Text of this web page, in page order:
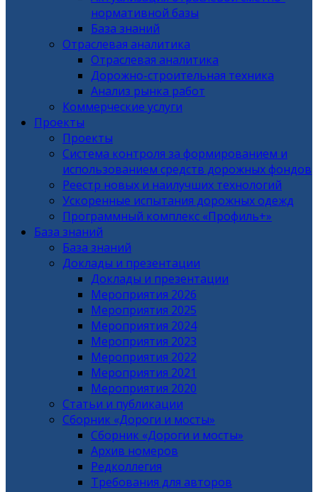
нормативной базы
База знаний
Отраслевая аналитика
Отраслевая аналитика
Дорожно-строительная техника
Анализ рынка работ
Коммерческие услуги
Проекты
Проекты
Система контроля за формированием и
использованием средств дорожных фондов
Реестр новых и наилучших технологий
Ускоренные испытания дорожных одежд
Программный комплекс «Профиль+»
База знаний
База знаний
Доклады и презентации
Доклады и презентации
Мероприятия 2026
Мероприятия 2025
Мероприятия 2024
Мероприятия 2023
Мероприятия 2022
Мероприятия 2021
Мероприятия 2020
Статьи и публикации
Сборник «Дороги и мосты»
Сборник «Дороги и мосты»
Архив номеров
Редколлегия
Требования для авторов